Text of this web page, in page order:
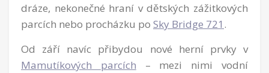
dráze, nekonečné hraní v dětských zážitkových
parcích nebo procházku po Sky Bridge 721 .
Od září navíc přibydou nové herní prvky v
Mamutíkových parcích – mezi nimi vodní